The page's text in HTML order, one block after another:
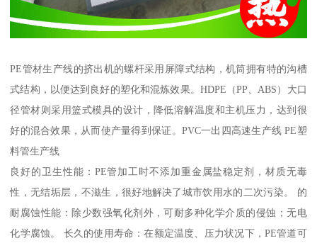
PE管材生产线的挤出机的螺杆采用屏障式结构，机筒拥有特的沟槽
式结构，以便达到良好的塑化和混炼效果。HDPE（PP、ABS）大口
径管材则采用篮式模具的设计，降低溶解温度和主机压力，达到很
好的混合效果，从而使产量得到保证。PVC一出四高速生产线 PE塑
料管生产线
良好的卫生性能：PE管加工时不添加重金属盐稳定剂，材质无毒
性，无结垢层，不滋生，很好地解决了城市饮用水的二次污染。 的
耐腐蚀性能：除少数强氧化剂外，可耐多种化学介质的侵蚀；无电
化学腐蚀。 长久的使用寿命：在额定温度、压力状况下，PE管道可